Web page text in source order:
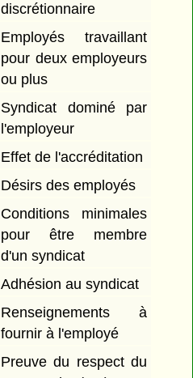
discrétionnaire
Employés travaillant
pour deux employeurs
ou plus
Syndicat dominé par
l'employeur
Effet de l'accréditation
Désirs des employés
Conditions minimales
pour être membre
d'un syndicat
Adhésion au syndicat
Renseignements à
fournir à l'employé
Preuve du respect du